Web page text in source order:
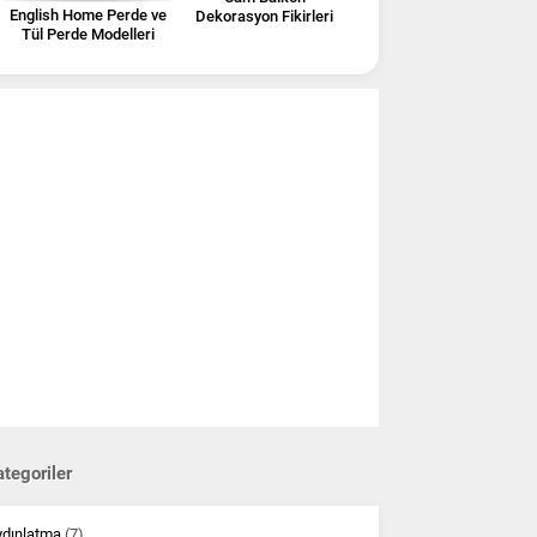
English Home Perde ve
Tül Perde Modelleri
Dekorasyon Fikirleri